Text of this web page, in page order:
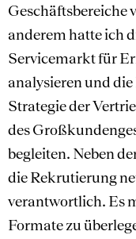
Geschäftsbereiche
anderem hatte ich
Servicemarkt für
analysieren und
Strategie der
des
begleiten. Neben
die Rekrutierung
verantwortlich. Es
Formate zu